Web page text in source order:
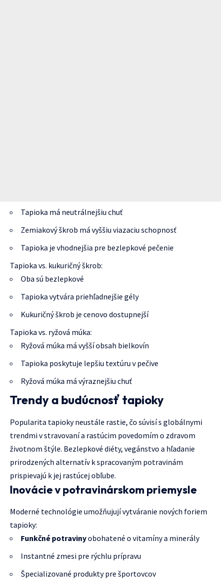
Tapioka má neutrálnejšiu chuť
Zemiakový škrob má vyššiu viazaciu schopnosť
Tapioka je vhodnejšia pre bezlepkové pečenie
Tapioka vs. kukuričný škrob:
Oba sú bezlepkové
Tapioka vytvára priehľadnejšie gély
Kukuričný škrob je cenovo dostupnejší
Tapioka vs. ryžová múka:
Ryžová múka má vyšší obsah bielkovín
Tapioka poskytuje lepšiu textúru v pečive
Ryžová múka má výraznejšiu chuť
Trendy a budúcnosť tapioky
Popularita tapioky neustále rastie, čo súvisí s globálnymi
trendmi v stravovaní a rastúcim povedomím o zdravom
životnom štýle. Bezlepkové diéty, vegánstvo a hľadanie
prirodzených alternatív k spracovaným potravinám
prispievajú k jej rastúcej obľube.
Inovácie v potravinárskom priemysle
Moderné technológie umožňujují vytváranie nových foriem
tapioky:
Funkčné potravinyobohatené o vitamíny a minerály
Instantné zmesi pre rýchlu prípravu
Špecializované produkty pre športovcov